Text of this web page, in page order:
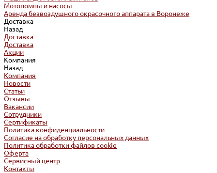
Мотопомпы и насосы
Аренда безвоздушного окрасочного аппарата в Воронеже
Доставка
Назад
Доставка
Доставка
Акции
Компания
Назад
Компания
Новости
Статьи
Отзывы
Вакансии
Сотрудники
Сертификаты
Политика конфиденциальности
Согласие на обработку персональных данных
Политика обработки файлов cookie
Оферта
Сервисный центр
Контакты